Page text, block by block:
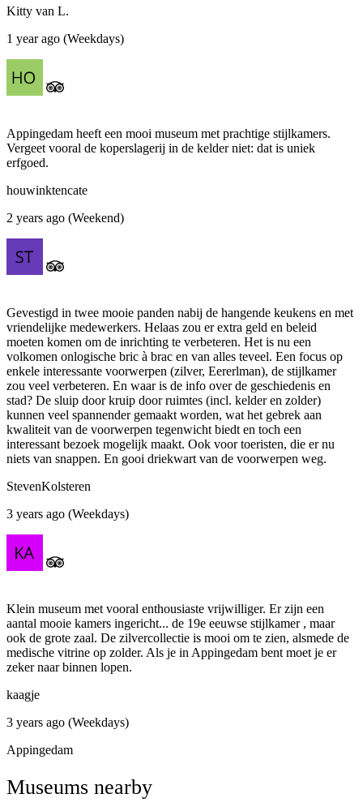
Kitty van L.
1 year ago (Weekdays)
Appingedam heeft een mooi museum met prachtige stijlkamers.
Vergeet vooral de koperslagerij in de kelder niet: dat is uniek
erfgoed.
houwinktencate
2 years ago (Weekend)
Gevestigd in twee mooie panden nabij de hangende keukens en met
vriendelijke medewerkers. Helaas zou er extra geld en beleid
moeten komen om de inrichting te verbeteren. Het is nu een
volkomen onlogische bric à brac en van alles teveel. Een focus op
enkele interessante voorwerpen (zilver, Eererlman), de stijlkamer
zou veel verbeteren. En waar is de info over de geschiedenis en
stad? De sluip door kruip door ruimtes (incl. kelder en zolder)
kunnen veel spannender gemaakt worden, wat het gebrek aan
kwaliteit van de voorwerpen tegenwicht biedt en toch een
interessant bezoek mogelijk maakt. Ook voor toeristen, die er nu
niets van snappen. En gooi driekwart van de voorwerpen weg.
StevenKolsteren
3 years ago (Weekdays)
Klein museum met vooral enthousiaste vrijwilliger. Er zijn een
aantal mooie kamers ingericht... de 19e eeuwse stijlkamer , maar
ook de grote zaal. De zilvercollectie is mooi om te zien, alsmede de
medische vitrine op zolder. Als je in Appingedam bent moet je er
zeker naar binnen lopen.
kaagje
3 years ago (Weekdays)
Appingedam
Museums nearby